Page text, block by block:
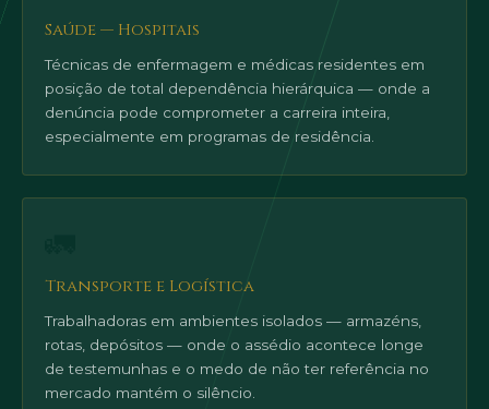
Saúde — Hospitais
Técnicas de enfermagem e médicas residentes em
posição de total dependência hierárquica — onde a
denúncia pode comprometer a carreira inteira,
especialmente em programas de residência.
Transporte e Logística
Trabalhadoras em ambientes isolados — armazéns,
rotas, depósitos — onde o assédio acontece longe
de testemunhas e o medo de não ter referência no
mercado mantém o silêncio.